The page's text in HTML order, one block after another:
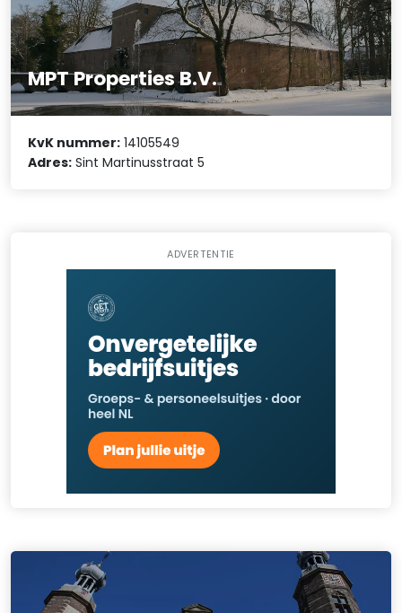
MPT Properties B.V.
KvK nummer: 14105549
Adres: Sint Martinusstraat 5
ADVERTENTIE